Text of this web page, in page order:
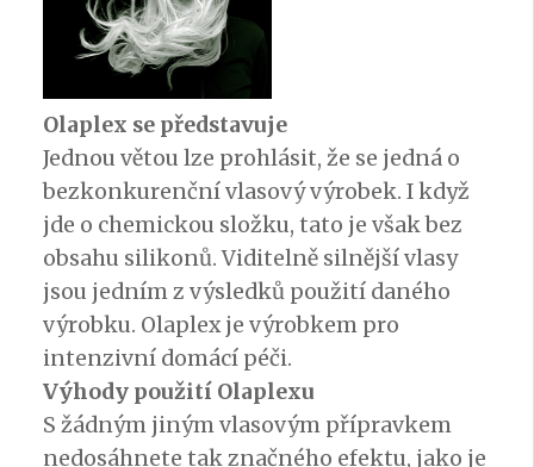
Olaplex se představuje
Jednou větou lze prohlásit, že se jedná o
bezkonkurenční vlasový výrobek. I když
jde o chemickou složku, tato je však bez
obsahu silikonů. Viditelně silnější vlasy
jsou jedním z výsledků použití daného
výrobku. Olaplex je výrobkem pro
intenzivní domácí péči.
Výhody použití Olaplexu
S žádným jiným vlasovým přípravkem
nedosáhnete tak značného efektu, jako je